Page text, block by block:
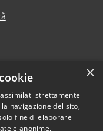
×
strettamente
navigazione del sito,
fine di elaborare
e anonime.